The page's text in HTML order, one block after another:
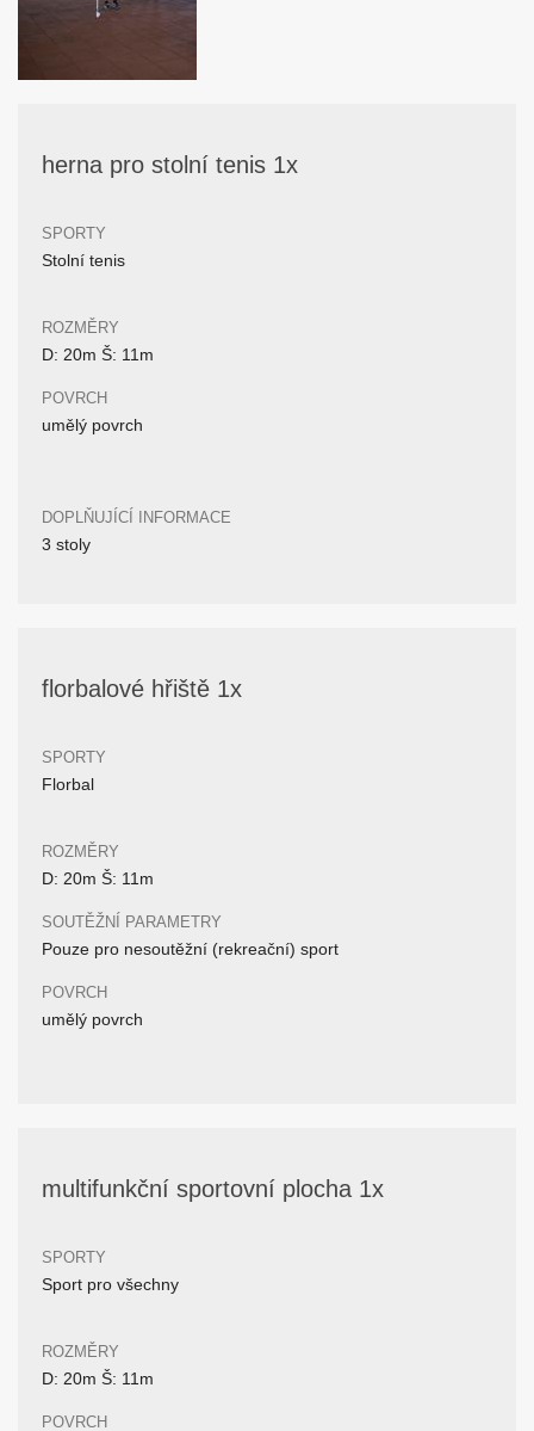
herna pro stolní tenis 1x
SPORTY
Stolní tenis
ROZMĚRY
D: 20m Š: 11m
POVRCH
umělý povrch
DOPLŇUJÍCÍ INFORMACE
3 stoly
florbalové hřiště 1x
SPORTY
Florbal
ROZMĚRY
D: 20m Š: 11m
SOUTĚŽNÍ PARAMETRY
Pouze pro nesoutěžní (rekreační) sport
POVRCH
umělý povrch
multifunkční sportovní plocha 1x
SPORTY
Sport pro všechny
ROZMĚRY
D: 20m Š: 11m
POVRCH